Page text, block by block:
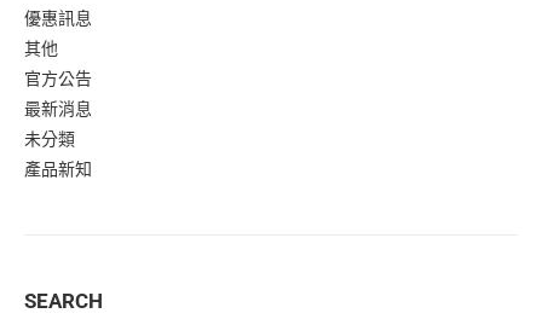
優惠訊息
其他
官方公告
最新消息
未分類
產品新知
SEARCH